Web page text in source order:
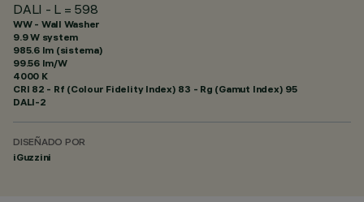
DALI - L = 598
WW - Wall Washer
9.9 W system
985.6 lm (sistema)
99.56 lm/W
4000 K
CRI 82 - Rf (Colour Fidelity Index) 83 - Rg (Gamut Index) 95
DALI-2
DISEÑADO POR
iGuzzini